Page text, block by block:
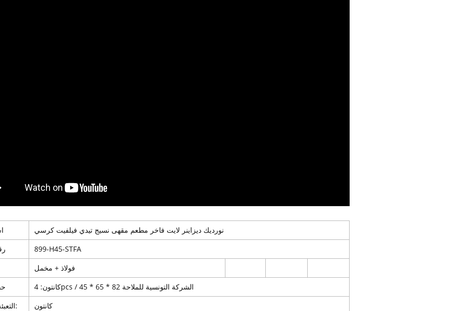
نورديك ديزاينر لايت فاخر مطعم مقهى نسيج تيدي فيلفيت كرسي
899-H45-STFA
فولاذ + مخمل
كانتون: 4pcs / الشركة التونسية للملاحة 82 * 65 * 45
التعبئة بواسطة:
كانتون